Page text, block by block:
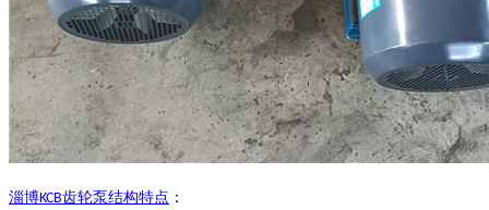
淄博KCB齿轮泵结构特点 ：